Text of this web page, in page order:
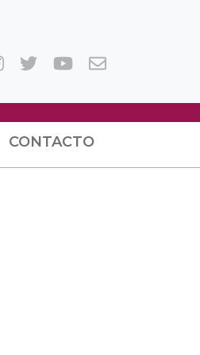
CONTACTO